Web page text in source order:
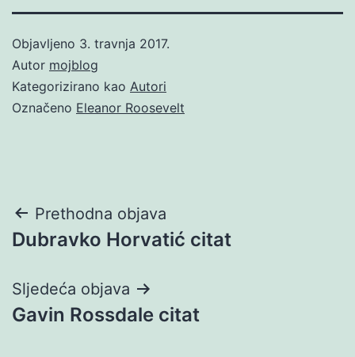
Objavljeno 3. travnja 2017.
Autor mojblog
Kategorizirano kao Autori
Označeno Eleanor Roosevelt
Navigacija
objava
Prethodna objava
Dubravko Horvatić citat
Sljedeća objava
Gavin Rossdale citat